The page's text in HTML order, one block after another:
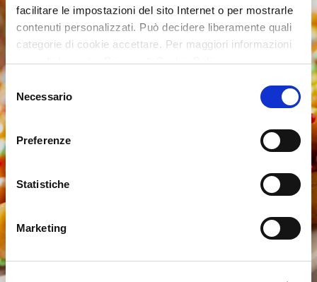
facilitare le impostazioni del sito Internet o per mostrarle
contenuti personalizzati. Può decidere liberamente quali
categorie di cookie accettare. Per maggiori informazioni
consulti la nostra Privacy & Cookie Policy
Selezione
del
consenso
Necessario
Preferenze
Statistiche
Marketing